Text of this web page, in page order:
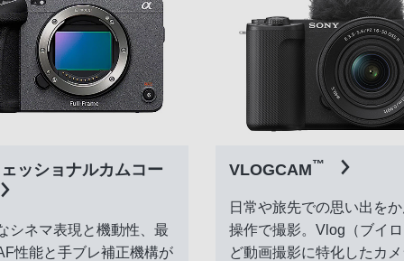
ッショナルカムコー
シネマ表現と機動性、最
性能と手ブレ補正機構が
VLOGCAM™
日常や旅先での思い出を
操作で撮影。Vlog（ブイ
ど動画撮影に特化したカ